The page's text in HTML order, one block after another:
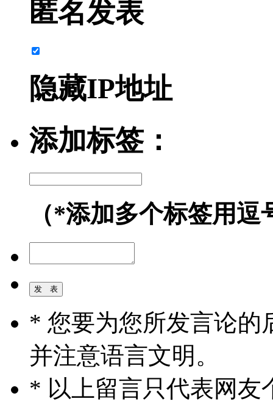
匿名发表
隐藏IP地址
添加标签：
（*添加多个标签用逗
* 您要为您所发言论的
并注意语言文明。
* 以上留言只代表网友